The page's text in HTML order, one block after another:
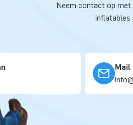
Neem contact op
inflatables
Mail